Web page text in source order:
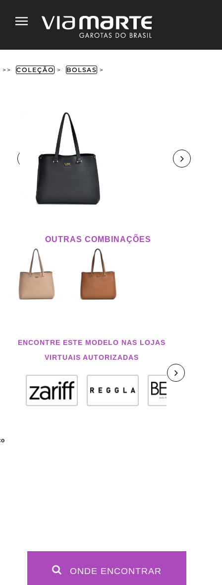
>> COLEÇÃO > BOLSAS >
OUTRAS COMBINAÇÕES
ENCONTRE ESTE MODELO NAS LOJAS
VIRTUAIS AUTORIZADAS
ONDE ENCONTRAR